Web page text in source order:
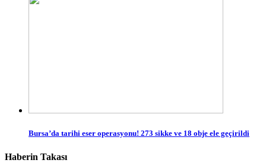
Bursa’da tarihi eser operasyonu! 273 sikke ve 18 obje ele geçirildi
Haberin Takası